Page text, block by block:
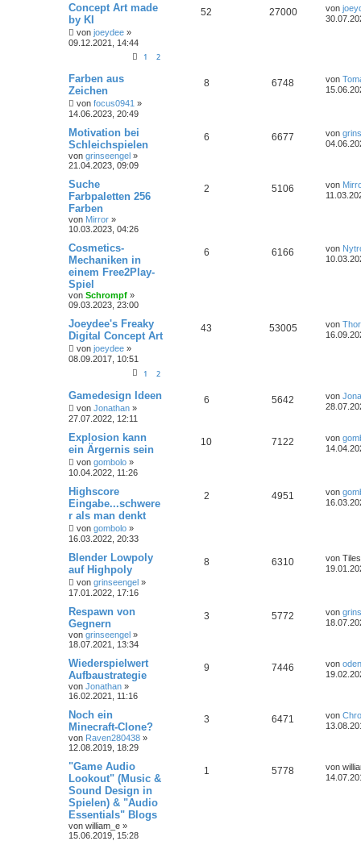
Concept Art made
by KI
von joeydee »
09.12.2021, 14:44
1 2
52 27000 von
Farben aus
Zeichen
von focus0941 »
14.06.2023, 20:49
8 6748 von
Motivation bei
Schleichspielen
von grinseengel »
21.04.2023, 09:09
6 6677 von
Suche
Farbpaletten 256
Farben
von Mirror »
10.03.2023, 04:26
2 5106 von
Cosmetics-
Mechaniken in
einem Free2Play-
Spiel
von Schrompf »
09.03.2023, 23:00
6 6166 von
Joeydee's Freaky
Digital Concept Art
von joeydee »
08.09.2017, 10:51
1 2
43 53005 von
Gamedesign Ideen
von Jonathan »
27.07.2022, 12:11
6 5642 von
Explosion kann
ein Ärgernis sein
von gombolo »
10.04.2022, 11:26
10 7122 von
Highscore
Eingabe...schwere
r als man denkt
von gombolo »
16.03.2022, 20:33
2 4951 von
Blender Lowpoly
auf Highpoly
von grinseengel »
17.01.2022, 17:16
8 6310 von Tiles
Respawn von
Gegnern
von grinseengel »
18.07.2021, 13:34
3 5772 von
Wiederspielwert
Aufbaustrategie
von Jonathan »
16.02.2021, 11:16
9 7446 von
Noch ein
Minecraft-Clone?
von Raven280438 »
12.08.2019, 18:29
3 6471 von
"Game Audio
Lookout" (Music &
Sound Design in
Spielen) & "Audio
Essentials" Blogs
von william_e »
15.06.2019, 15:28
1 5778 von